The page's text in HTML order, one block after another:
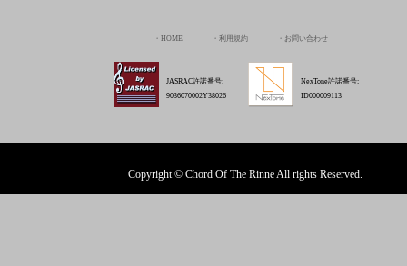
HOME 利用規約 お問い合わせ
JASRAC許諾番号:
9036070002Y38026
NexTone許諾番号:
ID000009113
Copyright © Chord Of The Rinne All rights Reserved.